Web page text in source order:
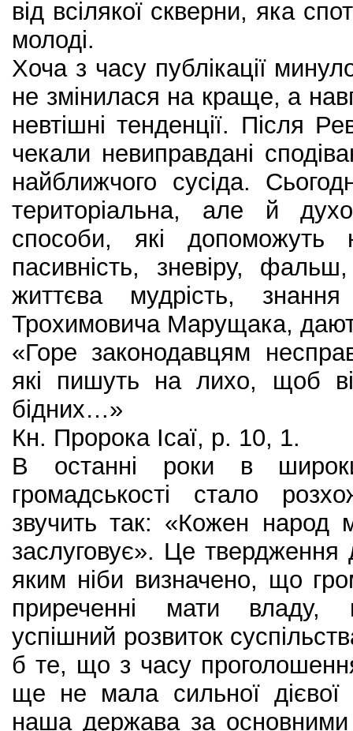
від всілякої скверни, яка
молоді.
Хоча з часу публікації
не змінилася на краще, а
невтішні тенденції. Після
чекали невиправдані
найближчого сусіда.
територіальна, але й
способи, які допоможуть
пасивність, зневіру,
життєва мудрість,
Трохимовича Марущака,
«Горе законодавцям
які пишуть на лихо, щоб
бідних…»
Кн. Пророка Ісаї, р. 10, 1.
В останні роки в
громадськості стало
звучить так: «Кожен народ
заслуговує». Це
яким ніби визначено, що
приреченні мати владу,
успішний розвиток
б те, що з часу
ще не мала сильної дієвої
наша держава за основними